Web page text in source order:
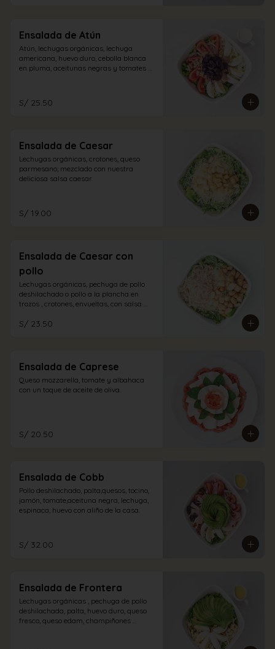
Ensalada de Atún
Atún, lechugas orgánicas, lechuga
americana, huevo duro, cebolla blanca
en pluma, aceitunas negras y tomates
S/ 25.50
Ensalada de Caesar
Lechugas orgánicas, crotones, queso
parmesano; mezclado con nuestra
deliciosa salsa caesar.
S/ 19.00
Ensalada de Caesar con
pollo
Lechugas orgánicas, pechuga de pollo
deshilachado o pollo a la plancha en
trozos , crotones, envueltas, con salsa
parmesano.
S/ 23.50
Ensalada de Caprese
Queso mozzarella, tomate y albahaca
con un toque de aceite de oliva.
S/ 20.50
Ensalada de Cobb
Pollo deshilachado, palta,quesos, tocino,
jamón, tomate,aceituna negra, lechuga,
espinaca, huevo con aliño de la casa.
S/ 32.00
Ensalada de Frontera
Lechugas orgánicas , pechuga de pollo
deshilachada, palta, huevo duro, queso
fresco, queso edam, champiñones